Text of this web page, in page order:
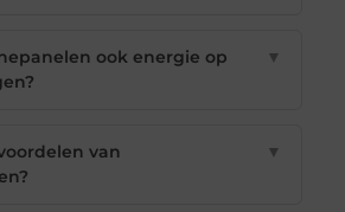
ook energie op
▼
van
▼